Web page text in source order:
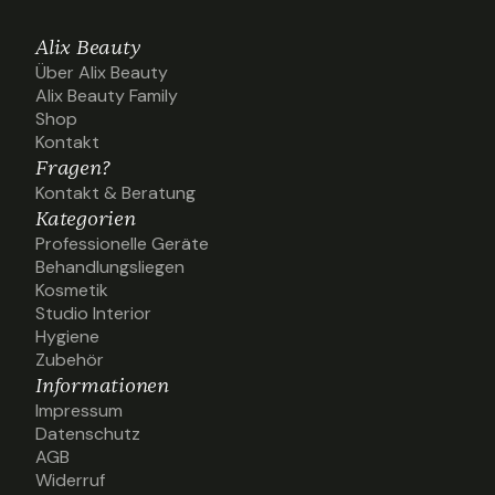
Alix Beauty
Über Alix Beauty
Über Alix Beauty
Alix Beauty Family
Alix Beauty Family
Shop
Shop
Kontakt
Kontakt
Fragen?
Kontakt & Beratung
Kontakt & Beratung
Kategorien
Professionelle Geräte
Professionelle Geräte
Behandlungsliegen
Behandlungsliegen
Kosmetik
Kosmetik
Studio Interior
Studio Interior
Hygiene
Hygiene
Zubehör
Zubehör
Informationen
Impressum
Impressum
Datenschutz
Datenschutz
AGB
AGB
Widerruf